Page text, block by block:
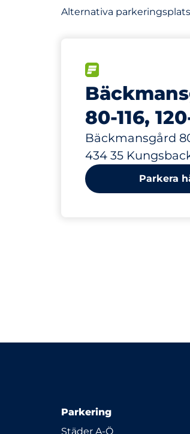
Alternativa
80-116,
Bäckmansgård
434 35
211 m
Parkera
Parkering
Städer A-Ö